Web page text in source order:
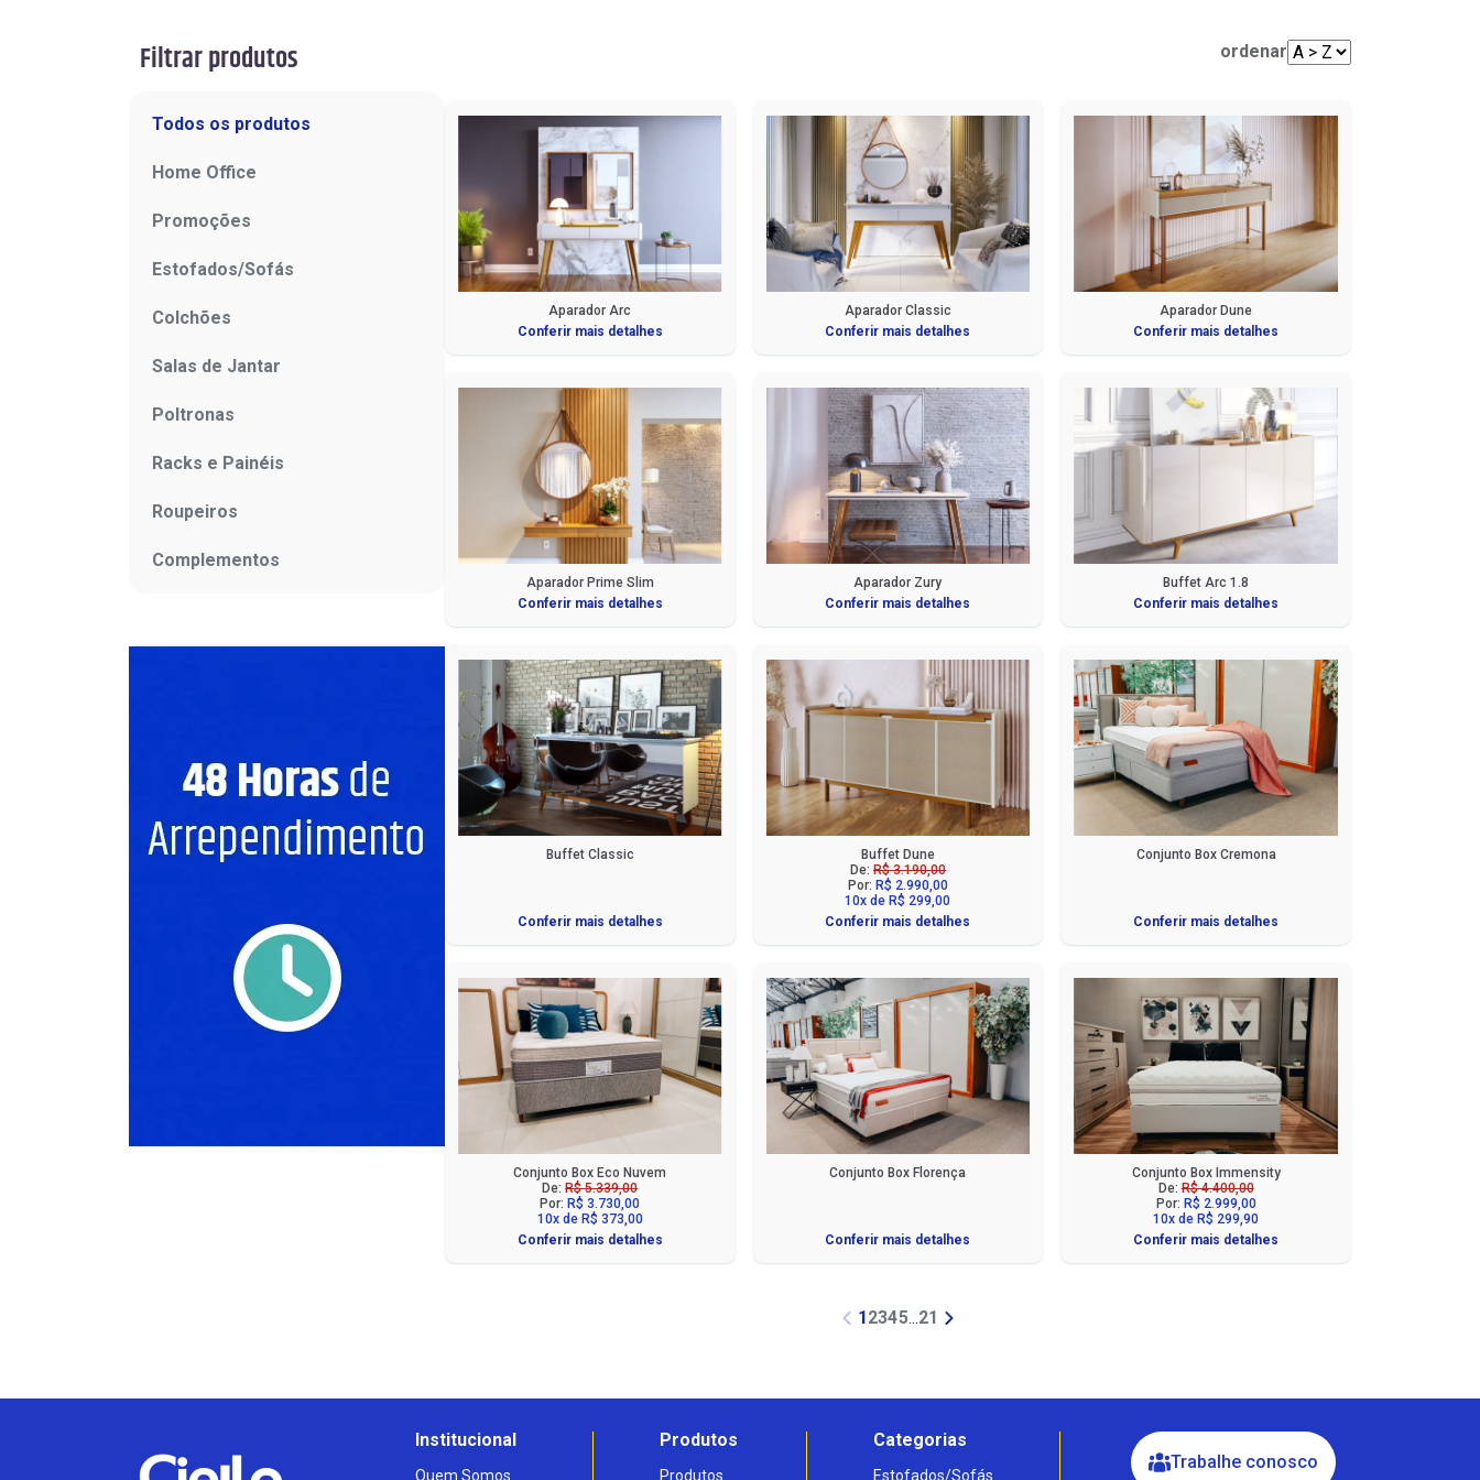
Fale com a Ciello – Móveis &
Sofá de Canto
Sofá com Chaise
Sofá de Couro
Sofá Automatizado
Sofá Orgânico
Filtrar produtos
Todos os produtos
Home Office
Promoções
Estofados/Sofás
Colchões
Salas de Jantar
Poltronas
Racks e Painéis
Roupeiros
Complementos
ordenar
Aparador Arc
Conferir mais detalhes
Aparador Classic
Conferir mais detalhes
Aparador Dune
Conferir mais detalhes
Aparador Prime Slim
Conferir mais detalhes
Aparador Zury
Conferir mais detalhes
Buffet Arc 1.8
Conferir mais detalhes
Buffet Classic
Conferir mais detalhes
Buffet Dune
De: R$ 3.190,00
Por: R$ 2.990,00
10x de R$ 299,00
Conferir mais detalhes
Conjunto Box Cremona
Conferir mais detalhes
Conjunto Box Eco Nuvem
De:R$ 5.339,00
Por: R$ 3.730,00
10x de R$ 373,00
Conferir mais detalhes
Conjunto Box Florença
Conferir mais detalhes
Conjunto Box Immensity
De:R$ 4.400,00
Por: R$ 2.999,00
10x de R$ 299,90
Conferir mais detalhes
12345...21
Institucional
Quem Somos
Produtos
Produtos
Categorias
Estofados/Sofás
Trabalhe conosco